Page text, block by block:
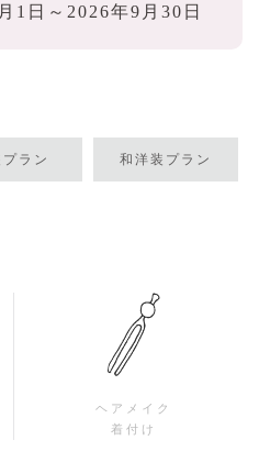
1日～2026年9月30日
ラン 和洋装プラン
ヘアメイク
着付け